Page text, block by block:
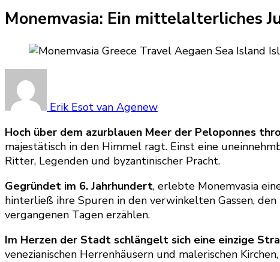
Monemvasia: Ein mittelalterliches
Erik Esot van Agenew
Hoch über dem azurblauen Meer der Peloponnes
majestätisch in den Himmel ragt. Einst eine
Ritter, Legenden und byzantinischer Pracht.
Gegründet im 6. Jahrhundert, erlebte Monemvasia
hinterließ ihre Spuren in den verwinkelten Gassen,
vergangenen Tagen erzählen.
Im Herzen der Stadt schlängelt sich eine einzige
venezianischen Herrenhäusern und malerischen